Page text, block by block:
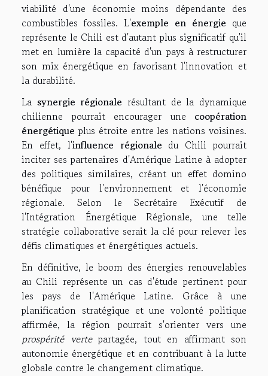
viabilité d'une économie moins dépendante des
combustibles fossiles. L'exemple en énergie que
représente le Chili est d'autant plus significatif qu'il
met en lumière la capacité d'un pays à restructurer
son mix énergétique en favorisant l'innovation et
la durabilité.
La synergie régionale résultant de la dynamique
chilienne pourrait encourager une coopération
énergétique plus étroite entre les nations voisines.
En effet, l'influence régionale du Chili pourrait
inciter ses partenaires d'Amérique Latine à adopter
des politiques similaires, créant un effet domino
bénéfique pour l'environnement et l'économie
régionale. Selon le Secrétaire Exécutif de
l'Intégration Énergétique Régionale, une telle
stratégie collaborative serait la clé pour relever les
défis climatiques et énergétiques actuels.
En définitive, le boom des énergies renouvelables
au Chili représente un cas d'étude pertinent pour
les pays de l'Amérique Latine. Grâce à une
planification stratégique et une volonté politique
affirmée, la région pourrait s'orienter vers une
prospérité vertepartagée, tout en affirmant son
autonomie énergétique et en contribuant à la lutte
globale contre le changement climatique.